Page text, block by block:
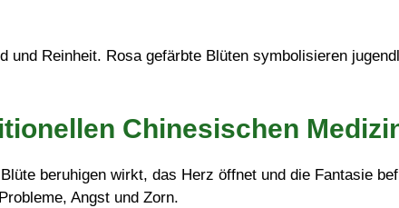
und Reinheit. Rosa gefärbte Blüten symbolisieren
Chinesischen
beruhigen wirkt, das Herz öffnet und die Fantasie
Angst und Zorn.